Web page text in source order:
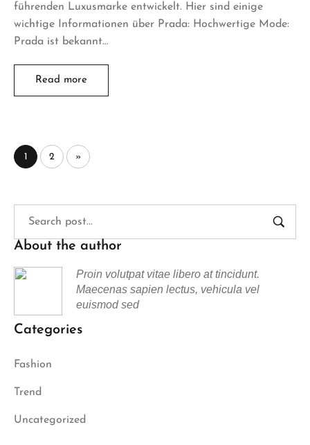
führenden Luxusmarke entwickelt. Hier sind einige
wichtige Informationen über Prada: Hochwertige Mode:
Prada ist bekannt…
Read more
1 2 »
About the author
Proin volutpat vitae libero at tincidunt.
Maecenas sapien lectus, vehicula vel
euismod sed
Categories
Fashion
Trend
Uncategorized